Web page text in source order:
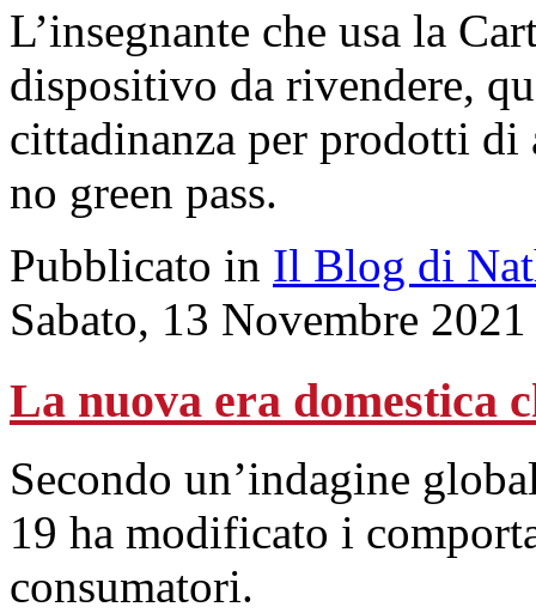
L’insegnante che usa la
dispositivo da rivendere,
cittadinanza per prodotti di
no green pass.
Pubblicato in Il Blog di
Sabato, 13 Novembre
La nuova era domestica
Secondo un’indagine
19 ha modificato i
consumatori.